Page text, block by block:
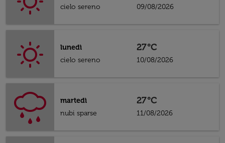
cielo sereno
09/08/2026
lunedì
cielo sereno
27°C
10/08/2026
martedì
nubi sparse
27°C
11/08/2026